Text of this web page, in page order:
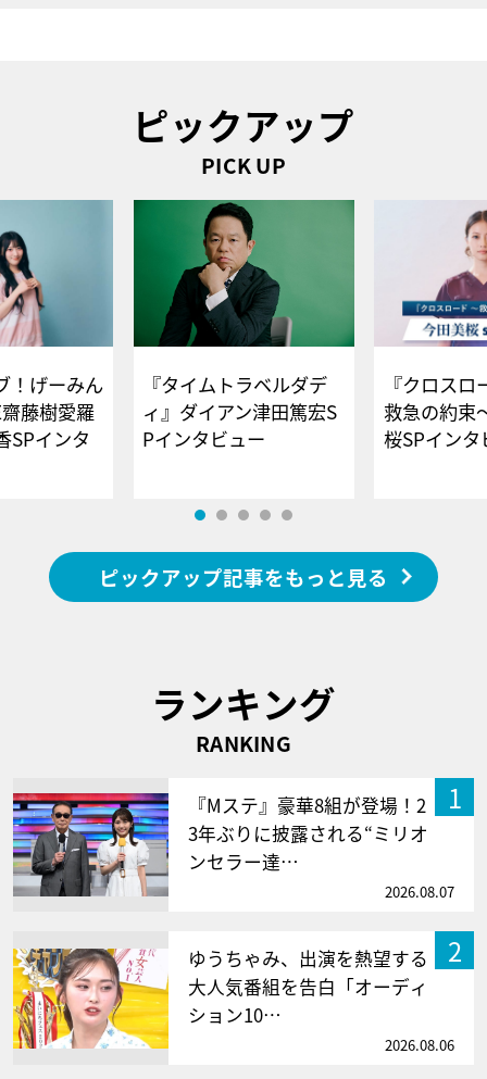
ピックアップ
PICK UP
！げーみん
藤樹愛羅
SPインタ
『タイムトラベルダデ
ィ』ダイアン津田篤宏S
Pインタビュー
『クロス
救急の約束
桜SPイ
ピックアップ記事をもっと見る
ランキング
RANKING
1
『Mステ』豪華8組が登場！2
3年ぶりに披露される“ミリオ
ンセラー達…
2026.08.07
2
ゆうちゃみ、出演を熱望する
大人気番組を告白「オーディ
ション10…
2026.08.06